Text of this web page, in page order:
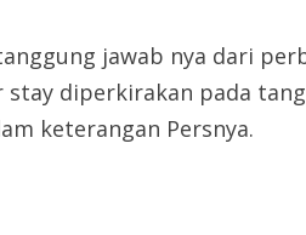
jawab nya dari
diperkirakan pada
keterangan Persnya.